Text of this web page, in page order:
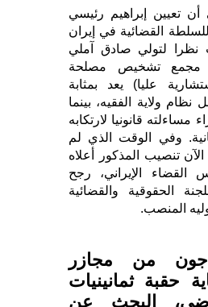
أن تعيين إبراهيم رئيسي
للسلطة القضائية في إيران
نظرا لتولي صادق آملي
مجمع تشخيص مصلحة
عليا) يعد بمثابة
ولاية الفقيه، بينما
قانونيا لارتكابه
وفي الوقت الذي لم
تنصيب المذكور أعلاه
الإيراني، رجح
الحقوقية والقضائية
المنصب.
من مجازر
حقبة ثمانينيات
البحث عن